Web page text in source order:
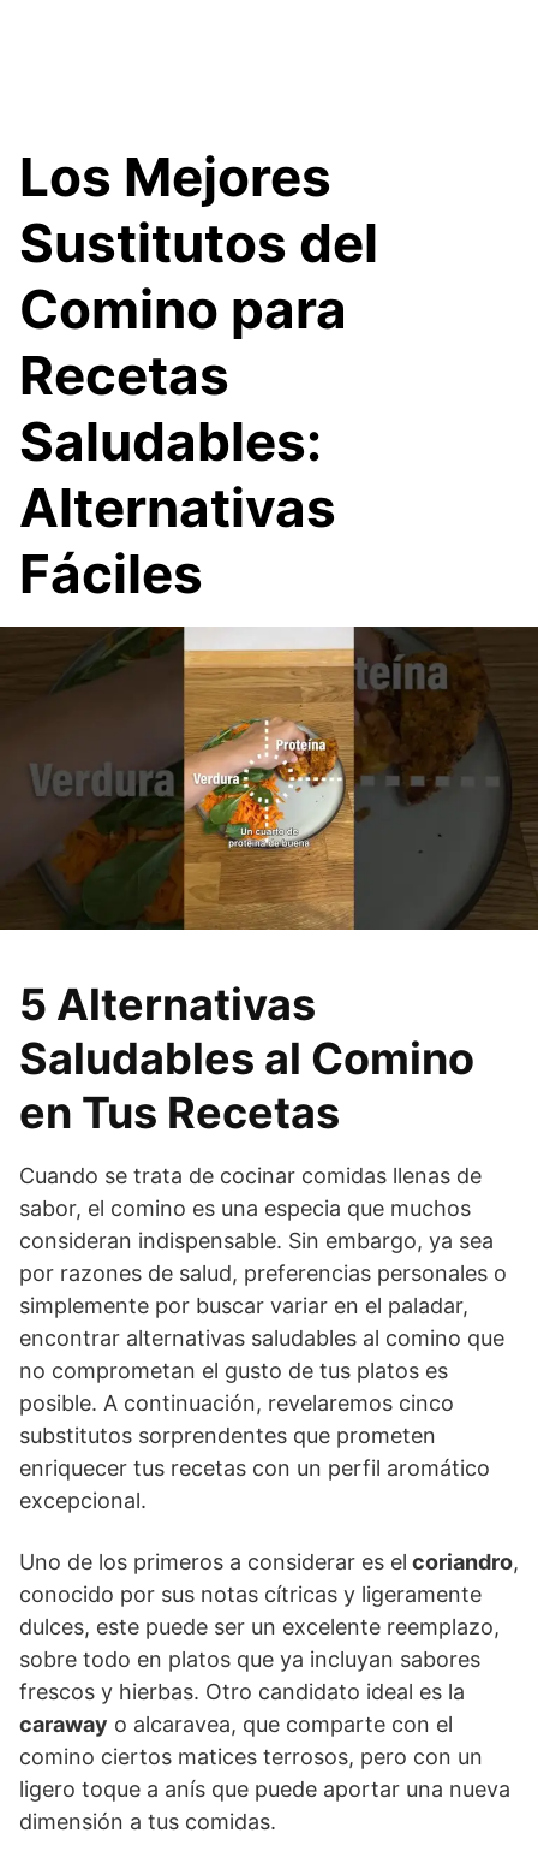
Los Mejores
Sustitutos del
Comino para
Recetas
Saludables:
Alternativas
Fáciles
5 Alternativas
Saludables al Comino
en Tus Recetas
Cuando se trata de cocinar comidas llenas de
sabor, el comino es una especia que muchos
consideran indispensable. Sin embargo, ya sea
por razones de salud, preferencias personales o
simplemente por buscar variar en el paladar,
encontrar alternativas saludables al comino que
no comprometan el gusto de tus platos es
posible. A continuación, revelaremos cinco
substitutos sorprendentes que prometen
enriquecer tus recetas con un perfil aromático
excepcional.
Uno de los primeros a considerar es el coriandro,
conocido por sus notas cítricas y ligeramente
dulces, este puede ser un excelente reemplazo,
sobre todo en platos que ya incluyan sabores
frescos y hierbas. Otro candidato ideal es la
caraway o alcaravea, que comparte con el
comino ciertos matices terrosos, pero con un
ligero toque a anís que puede aportar una nueva
dimensión a tus comidas.